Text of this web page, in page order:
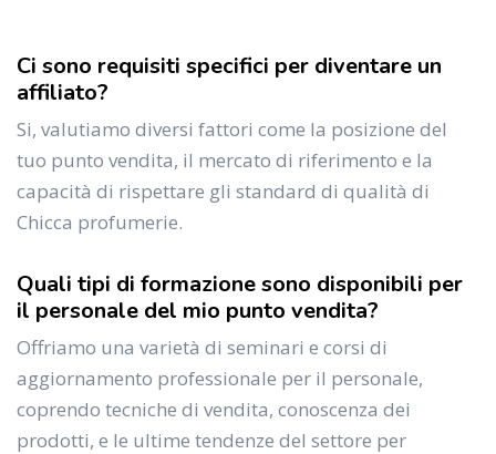
Ci sono requisiti specifici per diventare un
affiliato?
Si, valutiamo diversi fattori come la posizione del
tuo punto vendita, il mercato di riferimento e la
capacità di rispettare gli standard di qualità di
Chicca profumerie.
Quali tipi di formazione sono disponibili per
il personale del mio punto vendita?
Offriamo una varietà di seminari e corsi di
aggiornamento professionale per il personale,
coprendo tecniche di vendita, conoscenza dei
prodotti, e le ultime tendenze del settore per